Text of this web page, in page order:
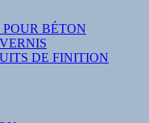
BÉTON
DE FINITION